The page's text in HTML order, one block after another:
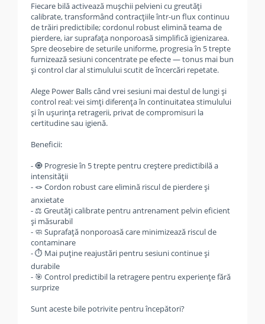
Fiecare bilă activează mușchii pelvieni cu greutăți
calibrate, transformând contracțiile într-un flux continuu
de trăiri predictibile; cordonul robust elimină teama de
pierdere, iar suprafața nonporoasă simplifică igienizarea.
Spre deosebire de seturile uniforme, progresia în 5 trepte
furnizează sesiuni concentrate pe efecte — tonus mai bun
și control clar al stimulului scutit de încercări repetate.
Alege Power Balls când vrei sesiuni mai destul de lungi și
control real: vei simți diferența în continuitatea stimulului
și în ușurința retragerii, privat de compromisuri la
certitudine sau igienă.
Beneficii:
- 🧿 Progresie în 5 trepte pentru creștere predictibilă a
intensității
- 🪢 Cordon robust care elimină riscul de pierdere și
anxietate
- ⚖️ Greutăți calibrate pentru antrenament pelvin eficient
și măsurabil
- 🧼 Suprafață nonporoasă care minimizează riscul de
contaminare
- ⏱️ Mai puține reajustări pentru sesiuni continue și
durabile
- 🎯 Control predictibil la retragere pentru experiențe fără
surprize
Sunt aceste bile potrivite pentru începători?